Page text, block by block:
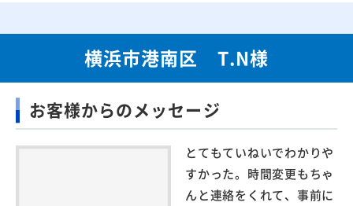
横浜市港南区 T.N様
お客様からのメッセージ
とてもていねいでわかりや
すかった。時間変更もちゃ
んと連絡をくれて、事前に